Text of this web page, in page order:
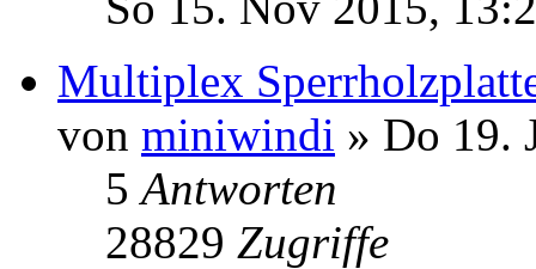
Multiplex
von miniwindi » Do 19.
5Antworten
28829 Zugriffe